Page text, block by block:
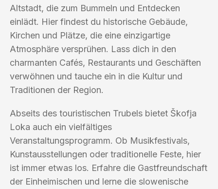
Altstadt, die zum Bummeln und Entdecken
einlädt. Hier findest du historische Gebäude,
Kirchen und Plätze, die eine einzigartige
Atmosphäre versprühen. Lass dich in den
charmanten Cafés, Restaurants und Geschäften
verwöhnen und tauche ein in die Kultur und
Traditionen der Region.
Abseits des touristischen Trubels bietet Škofja
Loka auch ein vielfältiges
Veranstaltungsprogramm. Ob Musikfestivals,
Kunstausstellungen oder traditionelle Feste, hier
ist immer etwas los. Erfahre die Gastfreundschaft
der Einheimischen und lerne die slowenische